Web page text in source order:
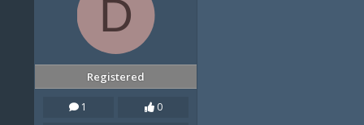
ч
а
D
Registered
1
0